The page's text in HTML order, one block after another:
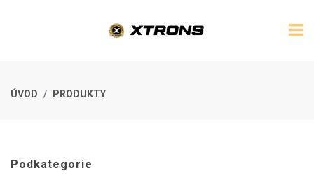
ÚVOD PRODUKTY
Podkategorie